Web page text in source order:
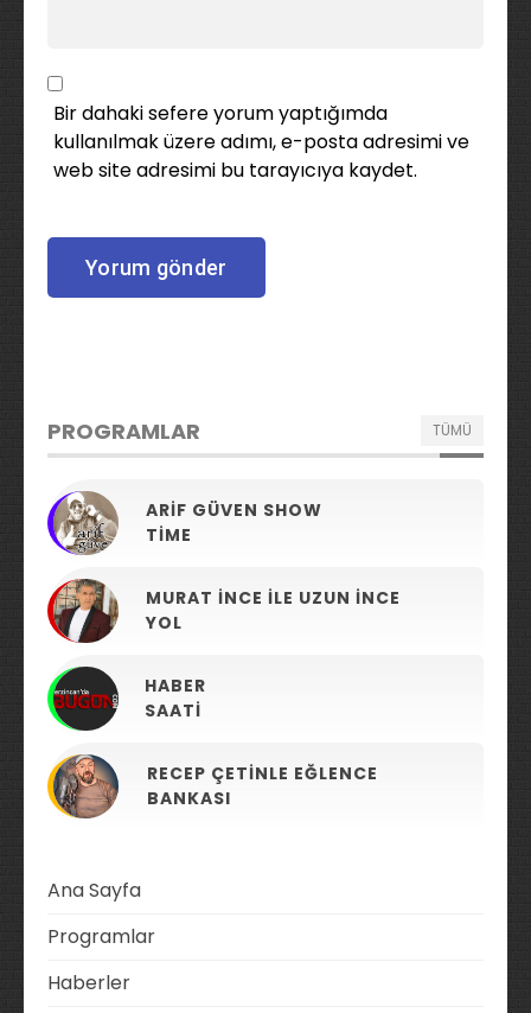
Bir dahaki sefere yorum yaptığımda
kullanılmak üzere adımı, e-posta adresimi ve
web site adresimi bu tarayıcıya kaydet.
PROGRAMLAR TÜMÜ
ARIF GÜVEN SHOW
TIME
MURAT İNCE ILE UZUN İNCE
YOL
HABER
SAATI
RECEP ÇETINLE EĞLENCE
BANKASI
Ana Sayfa
Programlar
Haberler